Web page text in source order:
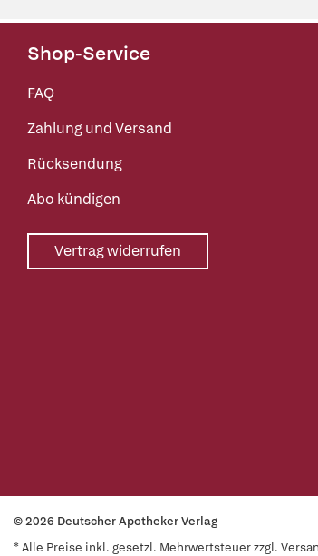
Shop-Service
FAQ
Zahlung und Versand
Rücksendung
Abo kündigen
Vertrag widerrufen
© 2026 Deutscher Apotheker Verlag
* Alle Preise inkl. gesetzl. Mehrwertsteuer zzgl.